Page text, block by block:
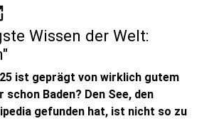
Wissen der Welt:
ist geprägt von wirklich gutem
Baden? Den See, den
gefunden hat, ist nicht so zu